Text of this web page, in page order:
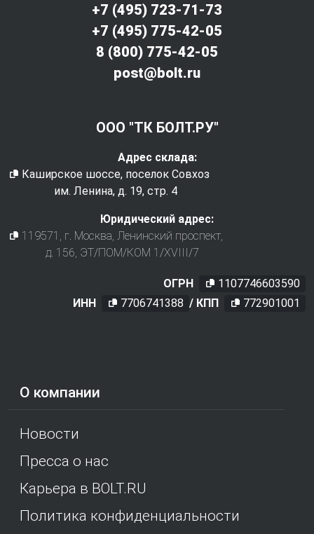
О компании
Новости
Пресса о нас
Карьера в BOLT.RU
Политика конфиденциальности
+7 (495) 723-71-73
+7 (495) 775-42-05
8 (800) 775-42-05
post@bolt.ru
ООО "ТК БОЛТ.РУ"
Адрес склада:
Каширское шоссе, поселок Совхоз
им. Ленина, д. 19, стр. 4
Юридический адрес:
119571 , г. Москва, Ленинский проспект,
д. 156, ЭТ/ПОМ/КОМ 1/XVIII/7
ОГРН
1107746603590
ИНН
7706741388 / КПП 772901001